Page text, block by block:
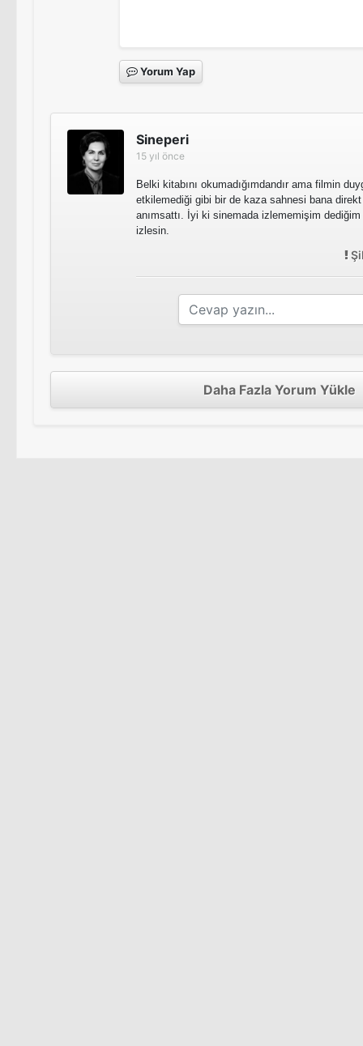
Yorum Yap
Sineperi
15 yıl önce
Belki kitabını okumadığımdandır ama filmin
etkilemediği gibi bir de kaza sahnesi bana
anımsattı. İyi ki sinemada izlememişim
izlesin.
Daha Fazla Yorum Yükle